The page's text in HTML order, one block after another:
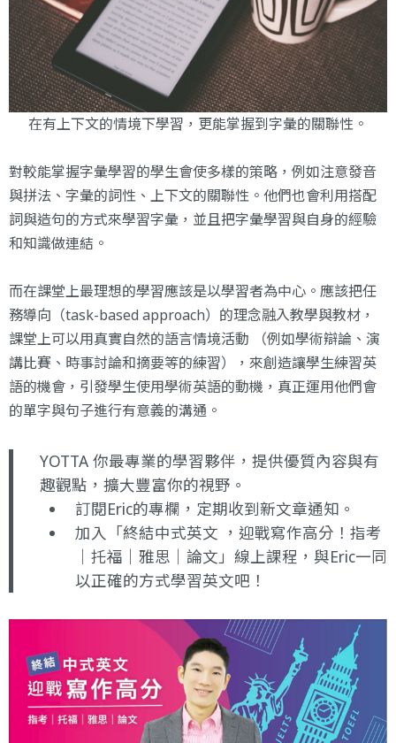
在有上下文的情境下學習，更能掌握到字彙的關聯性。
對較能掌握字彙學習的學生會使多樣的策略，例如注意發音
與拼法、字彙的詞性、上下文的關聯性。他們也會利用搭配
詞與造句的方式來學習字彙，並且把字彙學習與自身的經驗
和知識做連結。
而在課堂上最理想的學習應該是以學習者為中心。應該把任
務導向（task-based approach）的理念融入教學與教材，
課堂上可以用真實自然的語言情境活動 （例如學術辯論、演
講比賽、時事討論和摘要等的練習），來創造讓學生練習英
語的機會，引發學生使用學術英語的動機，真正運用他們會
的單字與句子進行有意義的溝通。
YOTTA 你最專業的學習夥伴，提供優質內容與有
趣觀點，擴大豐富你的視野。
訂閱Eric的專欄 ，定期收到新文章通知。
加入 「終結中式英文 ，迎戰寫作高分！指考
｜托福｜雅思｜論文」 線上課程，與Eric一同
以正確的方式學習英文吧！